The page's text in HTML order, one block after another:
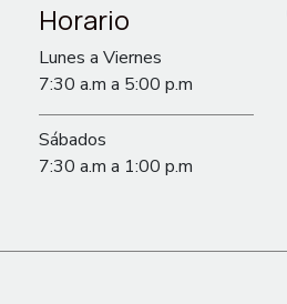
Horario
Lunes a Viernes
7:30 a.m a 5:00 p.m
Sábados
7:30 a.m a 1:00 p.m